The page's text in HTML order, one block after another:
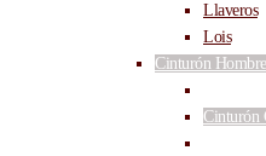
Llaveros
Lois
Cinturón Hombre
Cinturón